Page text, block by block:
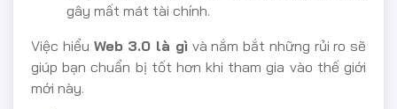
gây mất mát tài chính.
Việc hiểu Web 3.0 là gìvà nắm bắt những rủi ro sẽ
giúp bạn chuẩn bị tốt hơn khi tham gia vào thế giới
mới này.